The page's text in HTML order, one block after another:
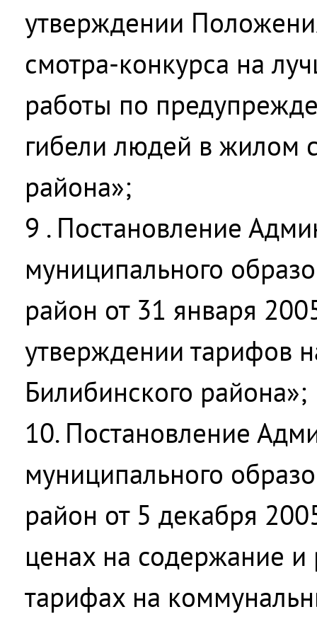
утверждении
смотра-конкурса на
работы по
гибели людей в жилом
района»;
9 . Постановление
муниципального
район от 31 января
утверждении тарифов
Билибинского района»;
10. Постановление
муниципального
район от 5 декабря
ценах на содержание
тарифах на